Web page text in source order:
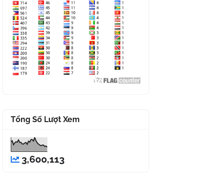
Tổng Số Lượt Xem
3,600,113